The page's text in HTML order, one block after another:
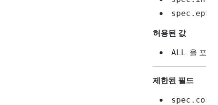
허용된 값
ALL 을 포함
제한된 필드